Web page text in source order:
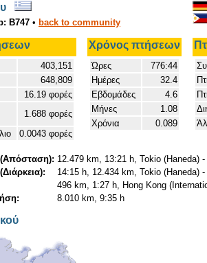
Where in the world have you flown?
How long have you been in the air?
Create your own FlightMemory and see!
B747 • back to community
Χρόνος πτήσεων
403,151
648,809
16.19 φορές
1.688 φορές
0.0043 φορές
Ώρες
776:44
Ημέρες
32.4
Εβδομάδες
4.6
Μήνες
1.08
Χρόνια
0.089
12.479 km, 13:21 h, Tokio (Haneda)
14:15 h, 12.434 km, Tokio (Haneda)
496 km, 1:27 h, Hong Kong
8.010 km, 9:35 h